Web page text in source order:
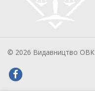
© 2026 Видавництво ОВК